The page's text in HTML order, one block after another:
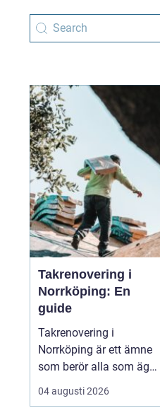
Takrenovering i
Norrköping: En
guide
Takrenovering i
Norrköping är ett ämne
som berör alla som äger
hus, radhus eller
flerfamiljshus i området.
04 augusti 2026